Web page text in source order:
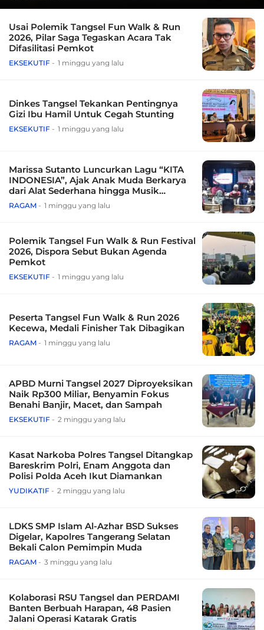
Usai Polemik Tangsel Fun Walk & Run
2026, Pilar Saga Tegaskan Acara Tak
Difasilitasi Pemkot
EKSEKUTIF 1 minggu yang lalu
Dinkes Tangsel Tekankan Pentingnya
Gizi Ibu Hamil Untuk Cegah Stunting
EKSEKUTIF 1 minggu yang lalu
Marissa Sutanto Luncurkan Lagu “KITA
INDONESIA”, Ajak Anak Muda Berkarya
dari Alat Sederhana hingga Musik
Tradisional
RAGAM 1 minggu yang lalu
Polemik Tangsel Fun Walk & Run Festival
2026, Dispora Sebut Bukan Agenda
Pemkot
EKSEKUTIF 1 minggu yang lalu
Peserta Tangsel Fun Walk & Run 2026
Kecewa, Medali Finisher Tak Dibagikan
RAGAM 1 minggu yang lalu
APBD Murni Tangsel 2027 Diproyeksikan
Naik Rp300 Miliar, Benyamin Fokus
Benahi Banjir, Macet, dan Sampah
EKSEKUTIF 2 minggu yang lalu
Kasat Narkoba Polres Tangsel Ditangkap
Bareskrim Polri, Enam Anggota dan
Polisi Polda Aceh Ikut Diamankan
YUDIKATIF 2 minggu yang lalu
LDKS SMP Islam Al-Azhar BSD Sukses
Digelar, Kapolres Tangerang Selatan
Bekali Calon Pemimpin Muda
RAGAM 3 minggu yang lalu
Kolaborasi RSU Tangsel dan PERDAMI
Banten Berbuah Harapan, 48 Pasien
Jalani Operasi Katarak Gratis